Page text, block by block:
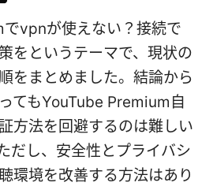
vpnが使えない？接続で
をというテーマで、現状の
をまとめました。結論から
てもYouTube Premium自
方法を回避するのは難しい
だし、安全性とプライバシ
環境を改善する方法はあり